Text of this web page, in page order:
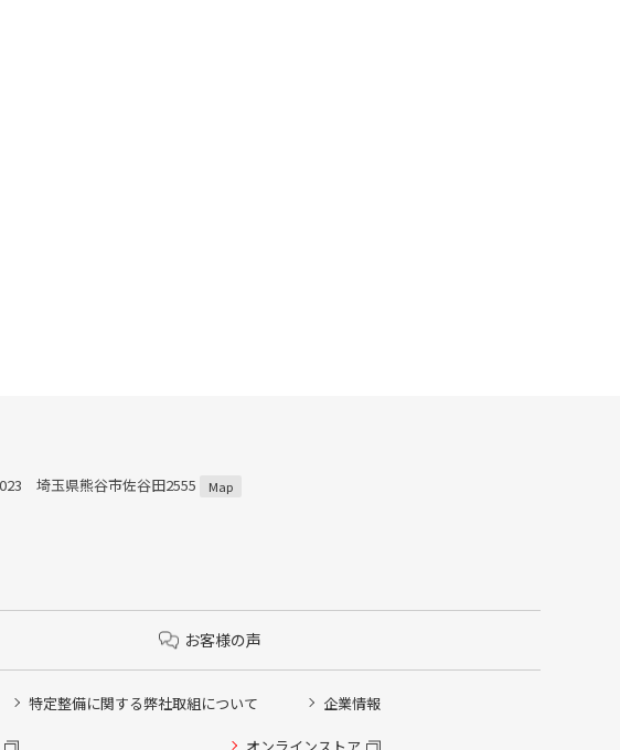
埼玉県熊谷市佐谷田2555 Map
お客様の声
特定整備に関する弊社取組について 企業情報
オンラインストア